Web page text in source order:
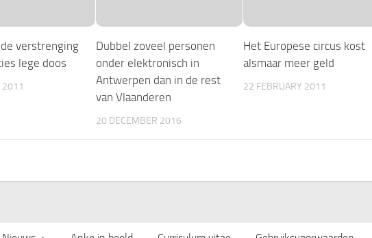
verstrenging
lege doos
2011
Dubbel zoveel personen
onder elektronisch in
Antwerpen dan in de rest
van Vlaanderen
20 DECEMBER 2016
Het Europese circus kost
alsmaar meer geld
22 FEBRUARY 2011